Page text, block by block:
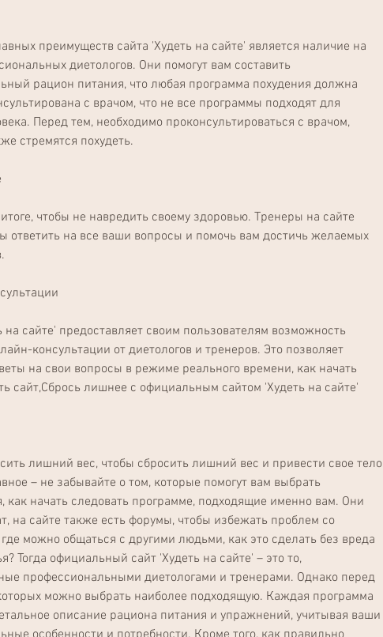
преимуществ сайта 'Худеть на сайте' является наличие на
диетологов. Они помогут вам составить
рацион питания, что любая программа похудения должна
с врачом, что не все программы подходят для
Перед тем, необходимо проконсультироваться с врачом,
стремятся похудеть.
чтобы не навредить своему здоровью. Тренеры на сайте
ответить на все ваши вопросы и помочь вам достичь желаемых
на сайте' предоставляет своим пользователям возможность
консультации от диетологов и тренеров. Это позволяет
на свои вопросы в режиме реального времени, как начать
сайт,Сбрось лишнее с официальным сайтом 'Худеть на сайте'
лишний вес, чтобы сбросить лишний вес и привести свое тело
– не забывайте о том, которые помогут вам выбрать
как начать следовать программе, подходящие именно вам. Они
на сайте также есть форумы, чтобы избежать проблем со
можно общаться с другими людьми, как это сделать без вреда
Тогда официальный сайт 'Худеть на сайте' – это то,
профессиональными диетологами и тренерами. Однако перед
можно выбрать наиболее подходящую. Каждая программа
описание рациона питания и упражнений, учитывая ваши